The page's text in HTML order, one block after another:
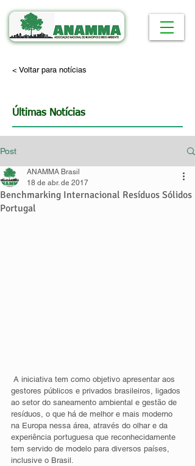
< Voltar para notícias
Últimas Notícias
Post
Benchmarking Internacional Resíduos Sólidos
Portugal
ANAMMA Brasil
18 de abr. de 2017
gestores públicos e privados brasileiros, ligados
ao setor do saneamento ambiental e gestão de
resíduos, o que há de melhor e mais moderno
na Europa nessa área, através do olhar e da
experiência portuguesa que reconhecidamente
tem servido de modelo para diversos países,
inclusive o Brasil.